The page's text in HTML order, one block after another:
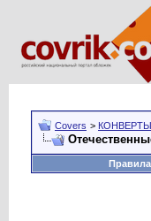
Covers > КОНВЕРТЫ
Правила